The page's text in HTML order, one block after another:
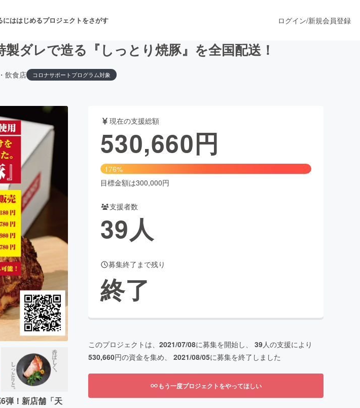
にははじめるプロジェクトをさがす
舞台・パフォーマンス
フード・飲食店 ファッション
ビューティー・ヘルスケア
GoodCAMPFIRE Creation
納税machi-ya
ログイン/新規会員登録
ダレで造る『しっとり焼豚』を全国配送！
飲食店 コロナサポートプログラム対象
弾！新店舗「天
現在の支援総額
530,660円
176%
目標金額は300,000円
支援者数
39人
募集終了まで残り
終了
このプロジェクトは、 2021/07/08に募集を開始し、 39人の支援により
530,660円の資金を集め、 2021/08/05に募集を終了しました
もう一度プロジェクトをやってほしい